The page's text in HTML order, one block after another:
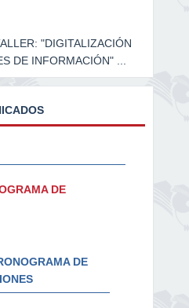
"DIGITALIZACIÓN
DE INFORMACIÓN" ...
DE
DE